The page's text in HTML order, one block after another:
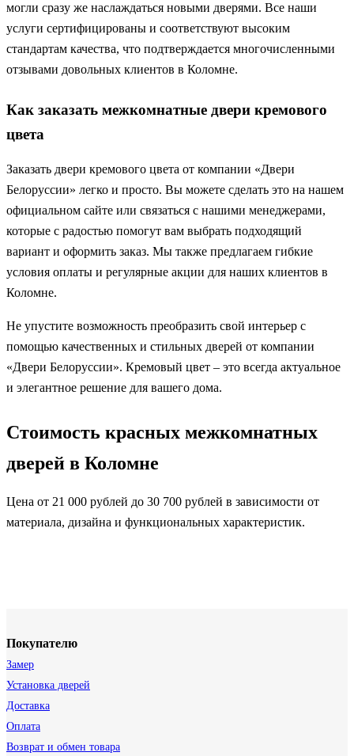
могли сразу же наслаждаться новыми дверями. Все наши
услуги сертифицированы и соответствуют высоким
стандартам качества, что подтверждается многочисленными
отзывами довольных клиентов в Коломне.
Как заказать межкомнатные двери кремового
цвета
Заказать двери кремового цвета от компании «Двери
Белоруссии» легко и просто. Вы можете сделать это на нашем
официальном сайте или связаться с нашими менеджерами,
которые с радостью помогут вам выбрать подходящий
вариант и оформить заказ. Мы также предлагаем гибкие
условия оплаты и регулярные акции для наших клиентов в
Коломне.
Не упустите возможность преобразить свой интерьер с
помощью качественных и стильных дверей от компании
«Двери Белоруссии». Кремовый цвет – это всегда актуальное
и элегантное решение для вашего дома.
Стоимость красных межкомнатных
дверей в Коломне
Цена от 21 000 рублей до 30 700 рублей в зависимости от
материала, дизайна и функциональных характеристик.
Покупателю
Замер
Установка дверей
Доставка
Оплата
Возврат и обмен товара